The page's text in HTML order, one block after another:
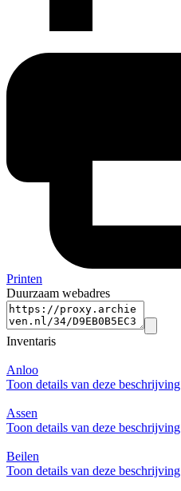
Printen
Duurzaam webadres
Inventaris
Anloo
Toon details van deze beschrijving
Assen
Toon details van deze beschrijving
Beilen
Toon details van deze beschrijving